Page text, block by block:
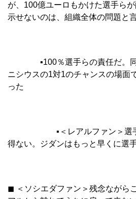
が、100億ユーロもかけた選手ら
示せないのは、組織全体の問題と
▪︎100％選手らの責任だ。同
ニシウスの1対1のチャンスの場面
った
▪︎＜レアルファン＞選手ら
得ない。ジダンはもっと早くに選
◼︎ ＜ソシエダファン＞残念ながら